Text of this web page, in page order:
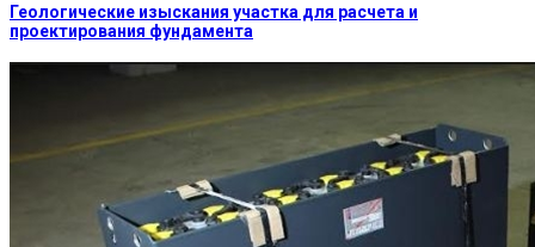
Геологические изыскания участка для расчета и
проектирования фундамента